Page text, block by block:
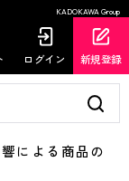
KADOKAWA Group
ログイン 新規登録
による商品の